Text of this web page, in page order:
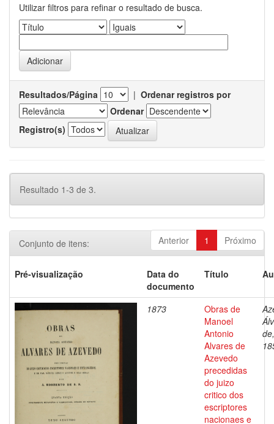
Utilizar filtros para refinar o resultado de busca.
Resultados/Página | Ordenar registros por
Ordenar
Registro(s)
Resultado 1-3 de 3.
Anterior 1 Próximo
Conjunto de itens:
Pré-visualização
Data do
documento
Título
1873
Obras de
Manoel
Antonio
Alvares de
Azevedo
precedidas
do juizo
critico dos
escriptores
nacionaes e